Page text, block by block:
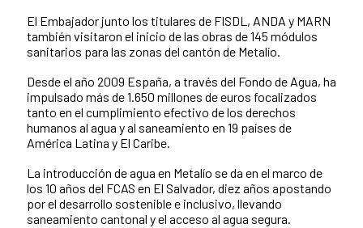
El Embajador junto los titulares de FISDL, ANDA y MARN
también visitaron el inicio de las obras de 145 módulos
sanitarios para las zonas del cantón de Metalío.
Desde el año 2009 España, a través del Fondo de Agua, ha
impulsado más de 1.650 millones de euros focalizados
tanto en el cumplimiento efectivo de los derechos
humanos al agua y al saneamiento en 19 países de
América Latina y El Caribe.
La introducción de agua en Metalío se da en el marco de
los 10 años del FCAS en El Salvador, diez años apostando
por el desarrollo sostenible e inclusivo, llevando
saneamiento cantonal y el acceso al agua segura.